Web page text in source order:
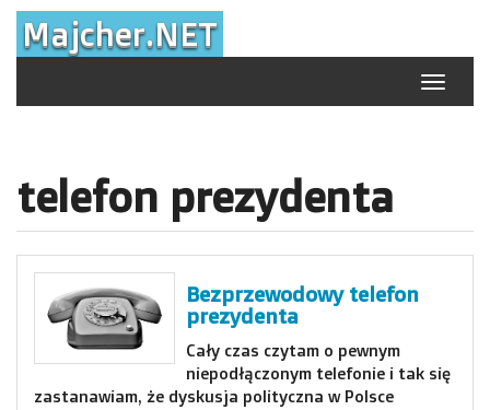
Skip
content
Majcher.NET
Toggle
telefon prezydenta
Bezprzewodowy telefon
prezydenta
Cały czas czytam o pewnym
niepodłączonym telefonie i tak się
zastanawiam, że dyskusja polityczna w Polsce